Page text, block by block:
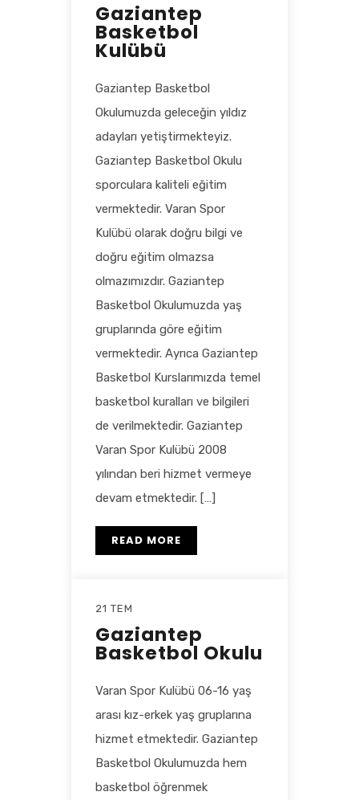
Gaziantep
Basketbol
Kulübü
Gaziantep Basketbol
Okulumuzda geleceğin yıldız
adayları yetiştirmekteyiz.
Gaziantep Basketbol Okulu
sporculara kaliteli eğitim
vermektedir. Varan Spor
Kulübü olarak doğru bilgi ve
doğru eğitim olmazsa
olmazımızdır. Gaziantep
Basketbol Okulumuzda yaş
gruplarında göre eğitim
vermektedir. Ayrıca Gaziantep
Basketbol Kurslarımızda temel
basketbol kuralları ve bilgileri
de verilmektedir. Gaziantep
Varan Spor Kulübü 2008
yılından beri hizmet vermeye
devam etmektedir. […]
READ MORE
21 TEM
Gaziantep
Basketbol Okulu
Varan Spor Kulübü 06-16 yaş
arası kız-erkek yaş gruplarına
hizmet etmektedir. Gaziantep
Basketbol Okulumuzda hem
basketbol öğrenmek